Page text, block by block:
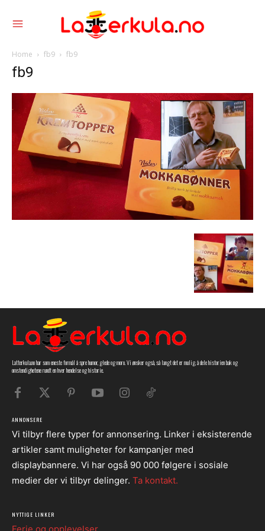
Home fb9 fb9
fb9
Latterkula.no har som eneste formål å spre humor, glede og moro. Vi ønsker også, så langt det er mulig, å dele historien bak og
omstendighetene rundt en hver hendelse og historie.
ANNONSERE
Vi tilbyr flere typer for annonsering. Linker i eksisterende
artikler samt muligheter for kampanjer med
displaybannere. Vi har også 90 000 følgere i sosiale
medier der vi tilbyr delinger. Ta kontakt.
NYTTIGE LINKER